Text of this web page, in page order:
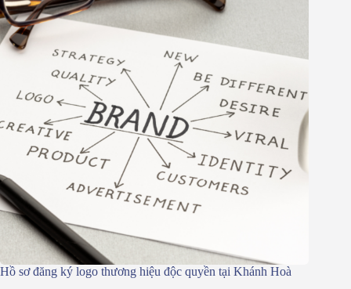
Hồ sơ đăng ký logo thương hiệu độc quyền tại Khánh Hoà